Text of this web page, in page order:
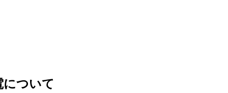
について